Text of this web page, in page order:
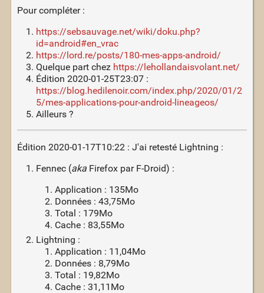
Pour compléter :
https://sebsauvage.net/wiki/doku.php?
id=android#en_vrac
https://lord.re/posts/180-mes-apps-android/
Quelque part chez https://lehollandaisvolant.net/
Édition 2020-01-25T23:07 :
https://blog.hedilenoir.com/index.php/2020/01/2
5/mes-applications-pour-android-lineageos/
Ailleurs ?
Édition 2020-01-17T10:22 : J'ai retesté Lightning :
Fennec (akaFirefox par F-Droid) :
Application : 135Mo
Données : 43,75Mo
Total : 179Mo
Cache : 83,55Mo
Lightning :
Application : 11,04Mo
Données : 8,79Mo
Total : 19,82Mo
Cache : 31,11Mo